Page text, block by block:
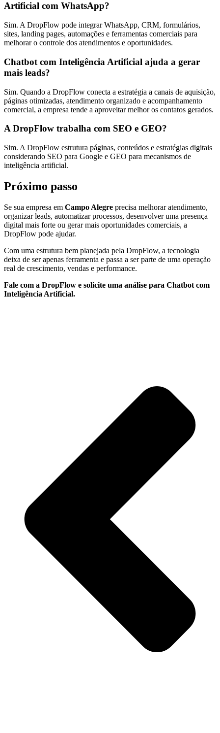
Artificial com WhatsApp?
Sim. A DropFlow pode integrar WhatsApp, CRM, formulários,
sites, landing pages, automações e ferramentas comerciais para
melhorar o controle dos atendimentos e oportunidades.
Chatbot com Inteligência Artificial ajuda a gerar
mais leads?
Sim. Quando a DropFlow conecta a estratégia a canais de aquisição,
páginas otimizadas, atendimento organizado e acompanhamento
comercial, a empresa tende a aproveitar melhor os contatos gerados.
A DropFlow trabalha com SEO e GEO?
Sim. A DropFlow estrutura páginas, conteúdos e estratégias digitais
considerando SEO para Google e GEO para mecanismos de
inteligência artificial.
Próximo passo
Se sua empresa em Campo Alegre precisa melhorar atendimento,
organizar leads, automatizar processos, desenvolver uma presença
digital mais forte ou gerar mais oportunidades comerciais, a
DropFlow pode ajudar.
Com uma estrutura bem planejada pela DropFlow, a tecnologia
deixa de ser apenas ferramenta e passa a ser parte de uma operação
real de crescimento, vendas e performance.
Fale com a DropFlow e solicite uma análise para Chatbot com
Inteligência Artificial.